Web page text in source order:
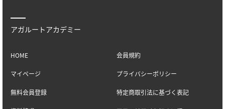
アガルートアカデミー
HOME
マイページ
無料会員登録
会員規約
プライバシーポリシー
特定商取引法に基づく表記